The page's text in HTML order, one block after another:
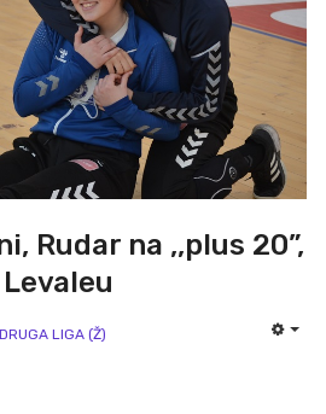
Rudar na ,,plus 20”,
LIGA (Ž)